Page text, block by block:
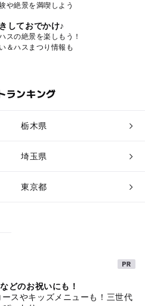
や絶景を満喫しよう
しておでかけ♪
スの絶景を楽しもう！
＆ハスまつり情報も
ランキング
栃木県
埼玉県
東京都
どのお祝いにも！
スやキッズメニューも！三世代